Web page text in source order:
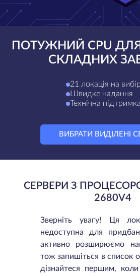
ПОТУЖНИЙ CPU
СКЛАДНИХ
21 локація на вибір
Швидке надання
Технічна
ВИБРАТИ ВИДІЛЕНІ
СЕРВЕРИ З
2680V4
Зверніть увагу! Ця
недоступна для
активно розширюємо
тож запишіться в список
дізнайтеся першим,